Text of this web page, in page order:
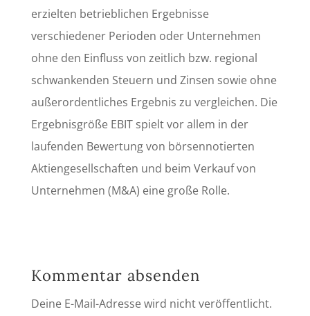
erzielten betrieblichen Ergebnisse
verschiedener Perioden oder Unternehmen
ohne den Einfluss von zeitlich bzw. regional
schwankenden Steuern und Zinsen sowie ohne
außerordentliches Ergebnis zu vergleichen. Die
Ergebnisgröße EBIT spielt vor allem in der
laufenden Bewertung von börsennotierten
Aktiengesellschaften und beim Verkauf von
Unternehmen (M&A) eine große Rolle.
Kommentar absenden
Deine E-Mail-Adresse wird nicht veröffentlicht.